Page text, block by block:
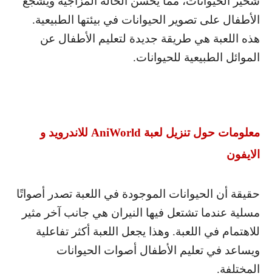
الأطفال على تصوير الحيوانات في بيئتها الطبيعية.
هذه اللعبة هي طريقة جديدة لتعليم الأطفال عن
الموائل الطبيعية للحيوانات.
معلومات حول تنزيل لعبة AniWorld للاندرويد و
الايفون
حقيقة أن الحيوانات الموجودة في اللعبة تصدر أصواتًا
مسلية عندما تشتعل فيها النيران هي جانب آخر مثير
للاهتمام في اللعبة. وهذا يجعل اللعبة أكثر تفاعلية
ويساعد في تعليم الأطفال أصوات الحيوانات
المختلفة.